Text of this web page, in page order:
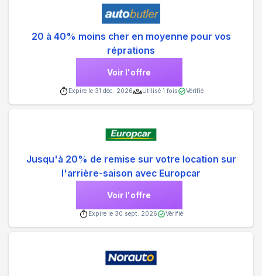
20 à 40% moins cher en moyenne pour vos
réprations
Voir l'offre
Expire le 31 déc. 2026 Utilisé 1 fois Vérifié
Jusqu'à 20% de remise sur votre location sur
l'arrière-saison avec Europcar
Voir l'offre
Expire le 30 sept. 2026 Vérifié